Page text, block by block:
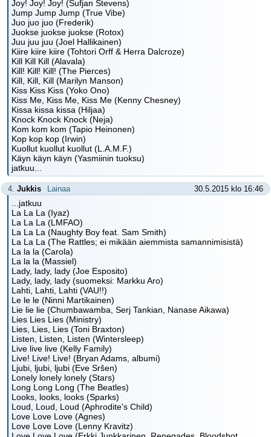
Joy! Joy! Joy! (Sufjan Stevens)
Jump Jump Jump (True Vibe)
Juo juo juo (Frederik)
Juokse juokse juokse (Rotox)
Juu juu juu (Joel Hallikainen)
Kiire kiire kiire (Tohtori Orff & Herra Dalcroze)
Kill Kill Kill (Alavala)
Kill! Kill! Kill! (The Pierces)
Kill, Kill, Kill (Marilyn Manson)
Kiss Kiss Kiss (Yoko Ono)
Kiss Me, Kiss Me, Kiss Me (Kenny Chesney)
Kissa kissa kissa (Hiljaa)
Knock Knock Knock (Neja)
Kom kom kom (Tapio Heinonen)
Kop kop kop (Irwin)
Kuollut kuollut kuollut (L.A.M.F.)
Käyn käyn käyn (Yasmiinin tuoksu)
jatkuu...
4. Jukkis Lainaa 30.5.2015 klo 16:46
...jatkuu
La La La (Iyaz)
La La La (LMFAO)
La La La (Naughty Boy feat. Sam Smith)
La La La (The Rattles; ei mikään aiemmista samannimisistä)
La la la (Carola)
La la la (Massiel)
Lady, lady, lady (Joe Esposito)
Lady, lady, lady (suomeksi: Markku Aro)
Lahti, Lahti, Lahti (VAU!!)
Le le le (Ninni Martikainen)
Lie lie lie (Chumbawamba, Serj Tankian, Nanase Aikawa)
Lies Lies Lies (Ministry)
Lies, Lies, Lies (Toni Braxton)
Listen, Listen, Listen (Wintersleep)
Live live live (Kelly Family)
Live! Live! Live! (Bryan Adams, albumi)
Ljubi, ljubi, ljubi (Eve Sršen)
Lonely lonely lonely (Stars)
Long Long Long (The Beatles)
Looks, looks, looks (Sparks)
Loud, Loud, Loud (Aphrodite's Child)
Love Love Love (Agnes)
Love Love Love (Lenny Kravitz)